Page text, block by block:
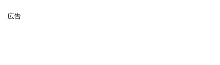
広告